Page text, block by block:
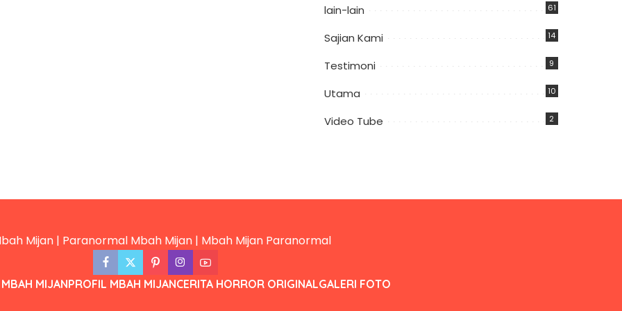
lain-lain 61
Sajian Kami 14
Testimoni 9
Utama 10
Video Tube 2
MIJANPROFIL MBAH MIJANCERITA HORROR ORIGINALGALERI FOTO